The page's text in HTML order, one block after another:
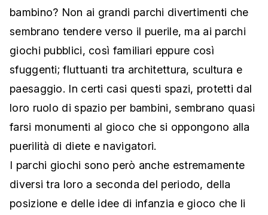
bambino? Non ai grandi parchi divertimenti che
sembrano tendere verso il puerile, ma ai parchi
giochi pubblici, così familiari eppure così
sfuggenti; fluttuanti tra architettura, scultura e
paesaggio. In certi casi questi spazi, protetti dal
loro ruolo di spazio per bambini, sembrano quasi
farsi monumenti al gioco che si oppongono alla
puerilità di diete e navigatori.
I parchi giochi sono però anche estremamente
diversi tra loro a seconda del periodo, della
posizione e delle idee di infanzia e gioco che li